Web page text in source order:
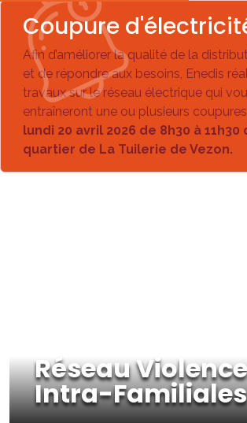
Coupure
Afin d’améliorer la qualité de la
et de répondre aux besoins, Enedis
travaux sur le réseau électrique qui
entraîneront une ou plusieurs
lundi 20 avril 2026 de 8h30 à 11h30
quartier de La Tuilerie de Vezon.
Réseau
Intra-Familiales